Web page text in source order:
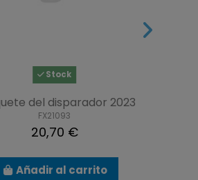
Stock
del disparador 2023
FX21093
20,70 €
Añadir al carrito